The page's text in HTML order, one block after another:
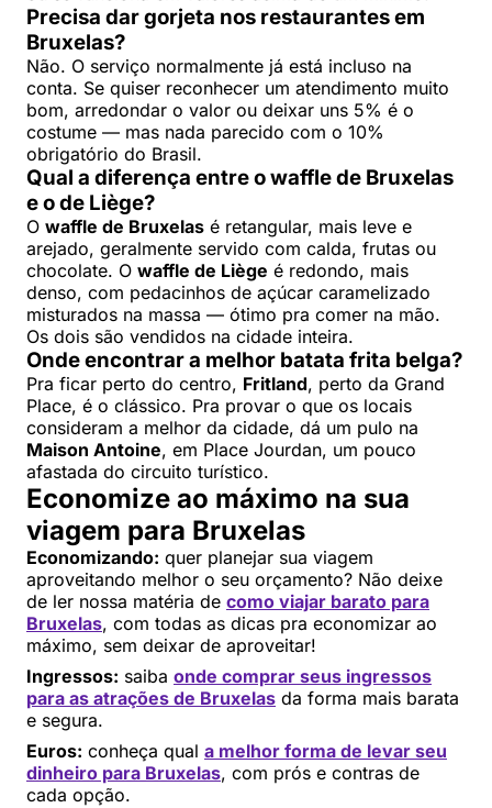
Precisa dar gorjeta nos restaurantes em
Bruxelas?
Não. O serviço normalmente já está incluso na
conta. Se quiser reconhecer um atendimento muito
bom, arredondar o valor ou deixar uns 5% é o
costume — mas nada parecido com o 10%
obrigatório do Brasil.
Qual a diferença entre o waffle de Bruxelas
e o de Liège?
O waffle de Bruxelas é retangular, mais leve e
arejado, geralmente servido com calda, frutas ou
chocolate. O waffle de Liège é redondo, mais
denso, com pedacinhos de açúcar caramelizado
misturados na massa — ótimo pra comer na mão.
Os dois são vendidos na cidade inteira.
Onde encontrar a melhor batata frita belga?
Pra ficar perto do centro, Fritland, perto da Grand
Place, é o clássico. Pra provar o que os locais
consideram a melhor da cidade, dá um pulo na
Maison Antoine, em Place Jourdan, um pouco
afastada do circuito turístico.
Economize ao máximo na sua
viagem para Bruxelas
Economizando: quer planejar sua viagem
aproveitando melhor o seu orçamento? Não deixe
de ler nossa matéria de como viajar barato para
Bruxelas, com todas as dicas pra economizar ao
máximo, sem deixar de aproveitar!
Ingressos: saiba onde comprar seus ingressos
para as atrações de Bruxelas da forma mais barata
e segura.
Euros: conheça qual a melhor forma de levar seu
dinheiro para Bruxelas, com prós e contras de
cada opção.